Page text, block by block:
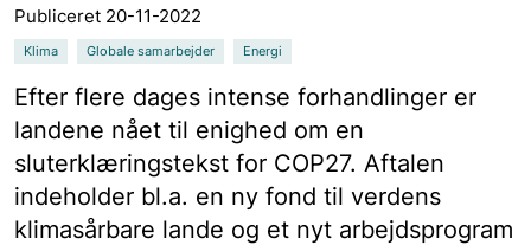
Publiceret 20-11-2022
Klima Globale samarbejder Energi
Efter flere dages intense forhandlinger er
landene nået til enighed om en
sluterklæringstekst for COP27. Aftalen
indeholder bl.a. en ny fond til verdens
klimasårbare lande og et nyt arbejdsprogram